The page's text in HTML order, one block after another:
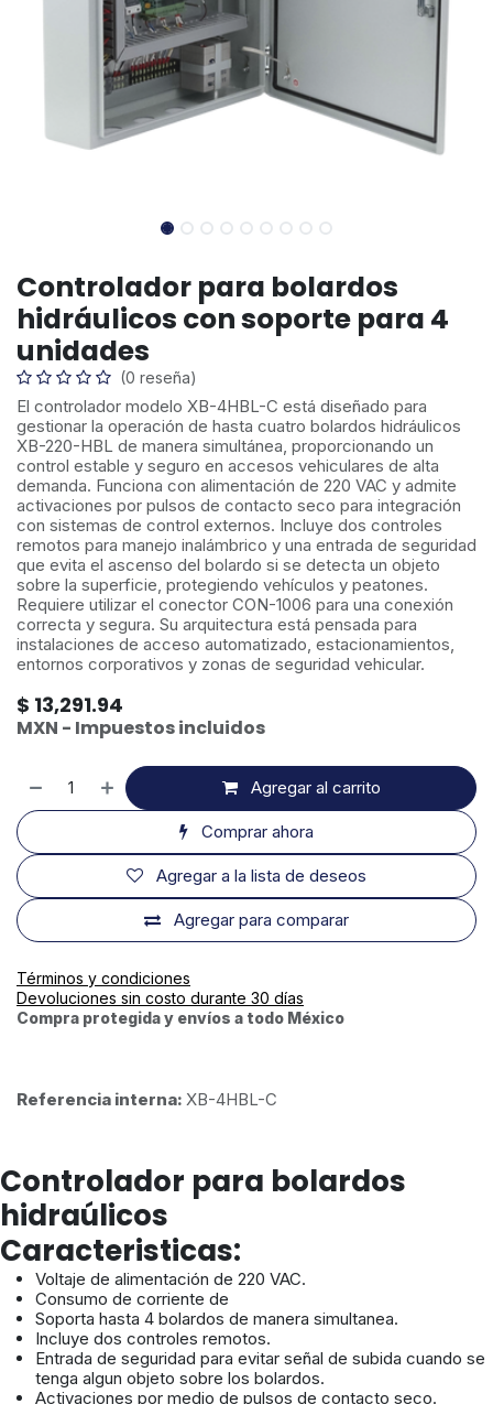
Controlador para bolardos
hidráulicos con soporte para 4
unidades
(0 reseña)
El controlador modelo XB-4HBL-C está diseñado para
gestionar la operación de hasta cuatro bolardos hidráulicos
XB-220-HBL de manera simultánea, proporcionando un
control estable y seguro en accesos vehiculares de alta
demanda. Funciona con alimentación de 220 VAC y admite
activaciones por pulsos de contacto seco para integración
con sistemas de control externos. Incluye dos controles
remotos para manejo inalámbrico y una entrada de seguridad
que evita el ascenso del bolardo si se detecta un objeto
sobre la superficie, protegiendo vehículos y peatones.
Requiere utilizar el conector CON-1006 para una conexión
correcta y segura. Su arquitectura está pensada para
instalaciones de acceso automatizado, estacionamientos,
entornos corporativos y zonas de seguridad vehicular.
$ 13,291.94
MXN - Impuestos incluidos
Agregar al carrito
Comprar ahora
Agregar para comparar
Agregar a la lista de deseos
Términos y condiciones
Devoluciones sin costo durante 30 días
Compra protegida y envíos a todo México
Referencia interna: XB-4HBL-C
Controlador para bolardos
hidraúlicos
Caracteristicas:
Voltaje de alimentación de 220 VAC.
Consumo de corriente de
Soporta hasta 4 bolardos de manera simultanea.
Incluye dos controles remotos.
Entrada de seguridad para evitar señal de subida cuando se
tenga algun objeto sobre los bolardos.
Activaciones por medio de pulsos de contacto seco.